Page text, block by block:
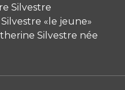
Silvestre
«le jeune»
Silvestre née